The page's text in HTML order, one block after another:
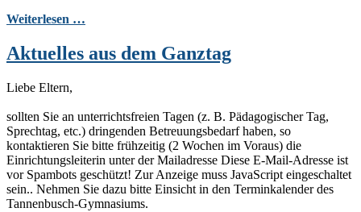
Weiterlesen …
Aktuelles aus dem Ganztag
Liebe Eltern,
sollten Sie an unterrichtsfreien Tagen (z. B. Pädagogischer Tag,
Sprechtag, etc.) dringenden Betreuungsbedarf haben, so
kontaktieren Sie bitte frühzeitig (2 Wochen im Voraus) die
Einrichtungsleiterin unter der Mailadresse Diese E-Mail-Adresse ist
vor Spambots geschützt! Zur Anzeige muss JavaScript eingeschaltet
sein.. Nehmen Sie dazu bitte Einsicht in den Terminkalender des
Tannenbusch-Gymnasiums.